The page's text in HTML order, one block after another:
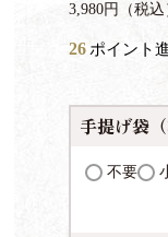
3,980円（税
26 ポイント
手提げ袋（
不要